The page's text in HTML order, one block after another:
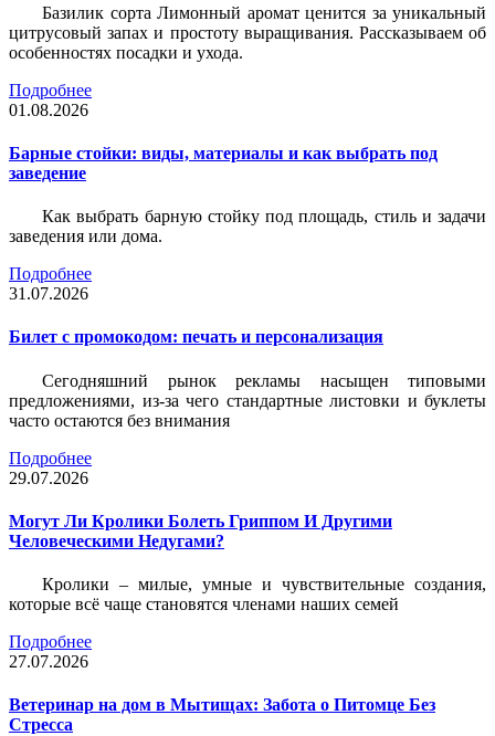
Базилик сорта Лимонный аромат ценится за уникальный
цитрусовый запах и простоту выращивания. Рассказываем об
особенностях посадки и ухода.
Подробнее
01.08.2026
Барные стойки: виды, материалы и как выбрать под
заведение
Как выбрать барную стойку под площадь, стиль и задачи
заведения или дома.
Подробнее
31.07.2026
Билет c промокодом: печать и персонализация
Сегодняшний рынок рекламы насыщен типовыми
предложениями, из-за чего стандартные листовки и буклеты
часто остаются без внимания
Подробнее
29.07.2026
Могут Ли Кролики Болеть Гриппом И Другими
Человеческими Недугами?
Кролики – милые, умные и чувствительные создания,
которые всё чаще становятся членами наших семей
Подробнее
27.07.2026
Ветеринар на дом в Мытищах: Забота о Питомце Без
Стресса